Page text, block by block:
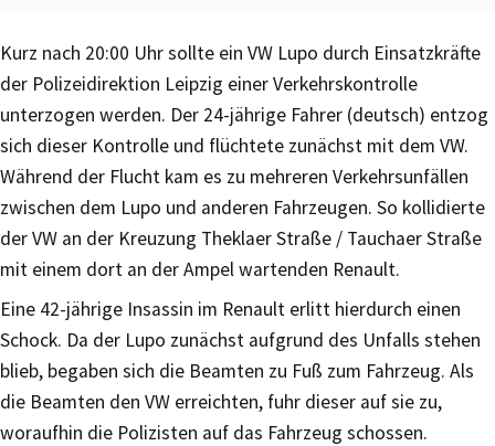
Kurz nach 20:00 Uhr sollte ein VW Lupo durch Einsatzkräfte
der Polizeidirektion Leipzig einer Verkehrskontrolle
unterzogen werden. Der 24-jährige Fahrer (deutsch) entzog
sich dieser Kontrolle und flüchtete zunächst mit dem VW.
Während der Flucht kam es zu mehreren Verkehrsunfällen
zwischen dem Lupo und anderen Fahrzeugen. So kollidierte
der VW an der Kreuzung Theklaer Straße / Tauchaer Straße
mit einem dort an der Ampel wartenden Renault.
Eine 42-jährige Insassin im Renault erlitt hierdurch einen
Schock. Da der Lupo zunächst aufgrund des Unfalls stehen
blieb, begaben sich die Beamten zu Fuß zum Fahrzeug. Als
die Beamten den VW erreichten, fuhr dieser auf sie zu,
woraufhin die Polizisten auf das Fahrzeug schossen.